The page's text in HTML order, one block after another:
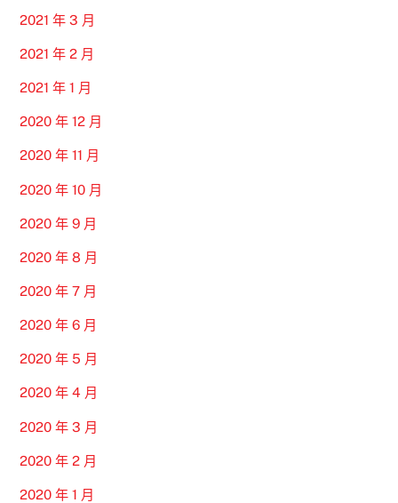
2021 年 3 月
2021 年 2 月
2021 年 1 月
2020 年 12 月
2020 年 11 月
2020 年 10 月
2020 年 9 月
2020 年 8 月
2020 年 7 月
2020 年 6 月
2020 年 5 月
2020 年 4 月
2020 年 3 月
2020 年 2 月
2020 年 1 月